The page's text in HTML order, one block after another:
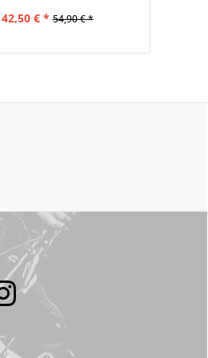
42,50 € * 54,90 € *